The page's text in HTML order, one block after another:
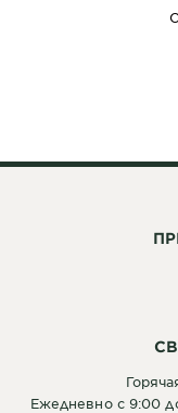
Ежедневно с 9:00